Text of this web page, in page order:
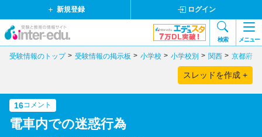
新規登録 ログイン
検索 メニュー
受験情報のトップ 受験情報の掲示板 小学校 小学校別 関西 京都府
スレッドを作成 +
16コメント
電車内での迷惑行為